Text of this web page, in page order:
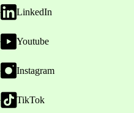
LinkedIn
Youtube
Instagram
TikTok